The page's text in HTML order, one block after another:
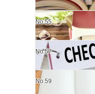
No.55
No.57
No.59